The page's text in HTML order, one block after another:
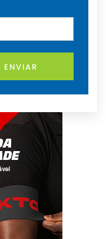
ENVIAR